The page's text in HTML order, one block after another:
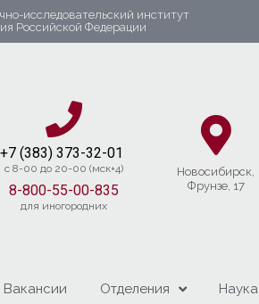
исследовательский институт
Российской Федерации
+7 (383) 373-32-01​
c 8-00 до 20-00 (мск+4)
8-800-55-00-835
для иногородних
Новосибирcк,
Фрунзе, 17
Вакансии Отделения Наука